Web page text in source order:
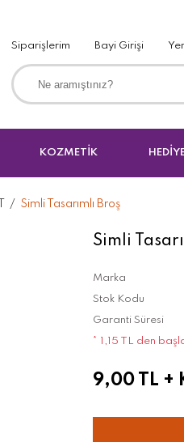
Siparişlerim Bayi Girişi
KOZMETİK
Simli Tasarımlı Broş
Simli
Marka
Stok Kodu
Garanti Süresi
* 1,15 TL den
9,00 TL +